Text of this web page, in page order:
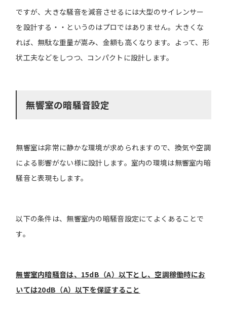
ですが、大きな騒音を減音させるには大型のサイレンサー
を設計する・・というのはプロではありません。大きくな
れば、無駄な重量が嵩み、金額も高くなります。よって、形
状工夫などをしつつ、コンパクトに設計します。
無響室の暗騒音設定
無響室は非常に静かな環境が求められますので、換気や空調
による影響がない様に設計します。室内の環境は無響室内暗
騒音と表現もします。
以下の条件は、無響室内の暗騒音設定にてよくあることで
す。
無響室内暗騒音は、15dB（A）以下とし、空調稼働時にお
いては20dB（A）以下を保証すること